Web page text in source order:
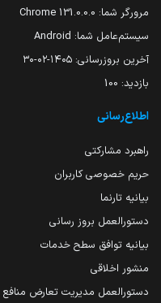
مرورگر شما: 131.0.0.0 Chrome
سیستم‌عامل شما: Android
آخرین بروزرسانی: ۱۴۰۵-۰۲-۳۰
بازدید: 100
اطلاع‌رسانی
راهبرد مشارکتی
حریم خصوصی کاربران
بیانیه تارنما
دستورالعمل بروز رسانی
بیانیه توافق سطح خدمات
منشور اخلاقی
دستورالعمل مدیریت تعارض منافع